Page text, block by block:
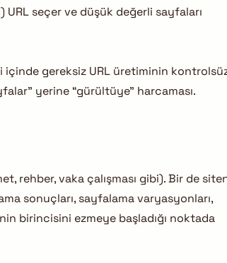
seçer ve düşük değerli sayfaları
içinde gereksiz URL üretiminin
yerine “gürültüye” harcaması.
rehber, vaka çalışması gibi). Bir de
sonuçları, sayfalama varyasyonları,
birincisini ezmeye başladığı noktada